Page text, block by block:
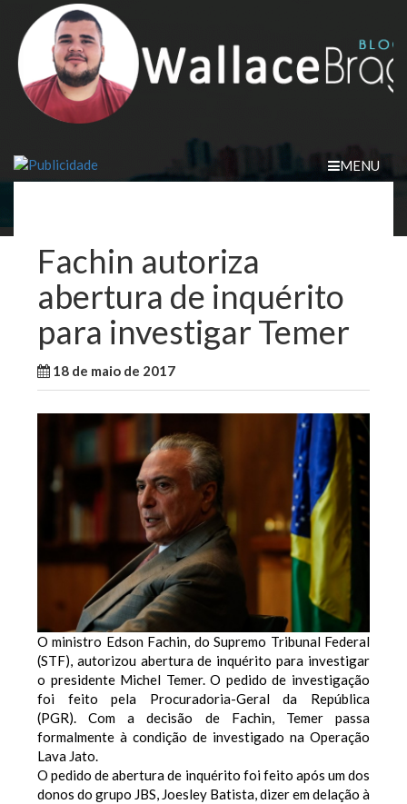
content
MENU
Fachin autoriza
abertura de inquérito
para investigar Temer
18 de maio de 2017
O ministro Edson Fachin, do Supremo Tribunal Federal
(STF), autorizou abertura de inquérito para investigar
o presidente Michel Temer. O pedido de investigação
foi feito pela Procuradoria-Geral da República
(PGR).Com a decisão de Fachin, Temer passa
formalmente à condição de investigado na Operação
Lava Jato.
O pedido de abertura de inquérito foi feito após um dos
donos do grupo JBS, Joesley Batista, dizer em delação à